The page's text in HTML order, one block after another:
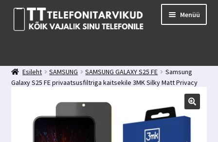
Liigu
navigeerimisele
Liigu
juurde
Menüü
Minu konto
Tagasiside
Esileht SAMSUNG SAMSUNG GALAXY S25 FE
Samsung
Galaxy S25 FE privaatsusfiltriga kaitsekile 3MK Silky Matt Privacy